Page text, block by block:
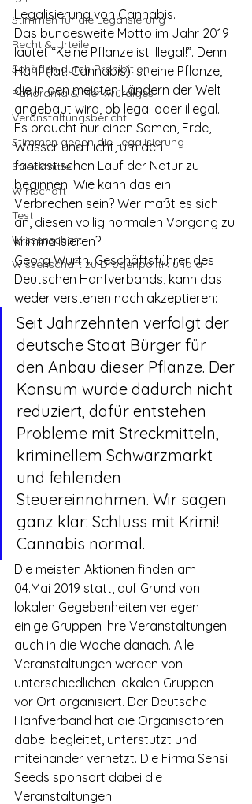
Stimmen für die Legalisierung
Recht & Urteile
Schäden durch Prohibition
Panorama & Merkwürdiges
Veranstaltungsbericht
Stimmen gegen die Legalisierung
Streckmittel
Wirtschaft
Test
Wissenschaft
Wissenschaft zu Drogenpolitik und a
Legalisierung von Cannabis.
Das bundesweite Motto im Jahr 2019
lautet “Keine Pflanze ist illegal!”. Denn
Hanf (lat. Cannabis) ist eine Pflanze,
die in den meisten Ländern der Welt
angebaut wird, ob legal oder illegal.
Es braucht nur einen Samen, Erde,
Wasser und Licht, um den
fantastischen Lauf der Natur zu
beginnen. Wie kann das ein
Verbrechen sein? Wer maßt es sich
an, diesen völlig normalen Vorgang zu
kriminalisieren?
Georg Wurth, Geschäftsführer des
Deutschen Hanfverbands, kann das
weder verstehen noch akzeptieren:
Seit Jahrzehnten verfolgt der
deutsche Staat Bürger für
den Anbau dieser Pflanze. Der
Konsum wurde dadurch nicht
reduziert, dafür entstehen
Probleme mit Streckmitteln,
kriminellem Schwarzmarkt
und fehlenden
Steuereinnahmen. Wir sagen
ganz klar: Schluss mit Krimi!
Cannabis normal.
Die meisten Aktionen finden am
04.Mai 2019 statt, auf Grund von
lokalen Gegebenheiten verlegen
einige Gruppen ihre Veranstaltungen
auch in die Woche danach. Alle
Veranstaltungen werden von
unterschiedlichen lokalen Gruppen
vor Ort organisiert. Der Deutsche
Hanfverband hat die Organisatoren
dabei begleitet, unterstützt und
miteinander vernetzt. Die Firma Sensi
Seeds sponsort dabei die
Veranstaltungen.